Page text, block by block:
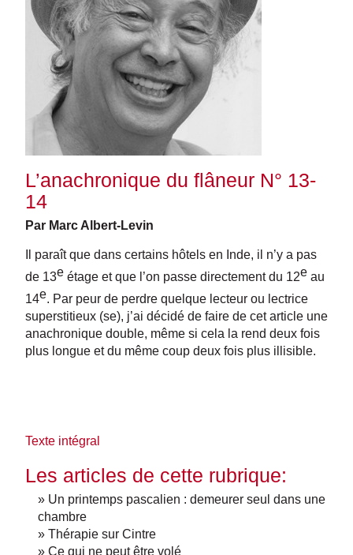
L’anachronique du flâneur N° 13-
14
Par Marc Albert-Levin
Il paraît que dans certains hôtels en Inde, il n’y a pas
de 13e étage et que l’on passe directement du 12e au
14e. Par peur de perdre quelque lecteur ou lectrice
superstitieux (se), j’ai décidé de faire de cet article une
anachronique double, même si cela la rend deux fois
plus longue et du même coup deux fois plus illisible.
Texte intégral
Les articles de cette rubrique:
» Un printemps pascalien : demeurer seul dans une
chambre
» Thérapie sur Cintre
» Ce qui ne peut être volé